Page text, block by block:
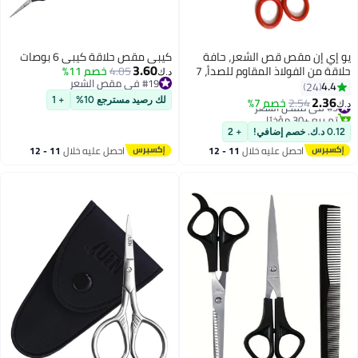
يو إي إن مقص قص الشعر، حافة
حلاقة من الفولاذ المقاوم للصدأ، 7
بوصات، مثالي للصالونات، الحلاقين
والاستخدام المنزلي، مقصوصات
شعر احترافية للأطفال والنساء
والرجال، باللون الأحمر والفضي
4.4
24
د.ك‏2.36
2.54خصم 7% #9 في مقص الشعر
تم بيع +30 مؤخرًا
#9 في مقص الشعر
0.12 د.ك. خصم إضافي! + 2
احصل عليه خلال 11 - 12
كيبي مقص حلاقة كيبي 6 بوصات
د.ك‏3.60
4.05خصم 11%
#19 في مقص الشعر
#19 في مقص الشعر
لك رصيد مسترجع 10% + 1
احصل عليه خلال 11 - 12